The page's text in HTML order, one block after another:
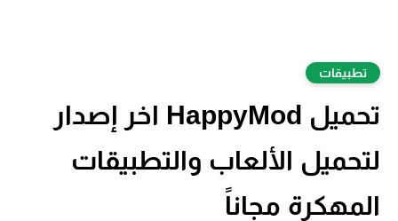
تطبيقات
تحميل HappyMod اخر إصدار
لتحميل الألعاب والتطبيقات
المهكرة مجاناً